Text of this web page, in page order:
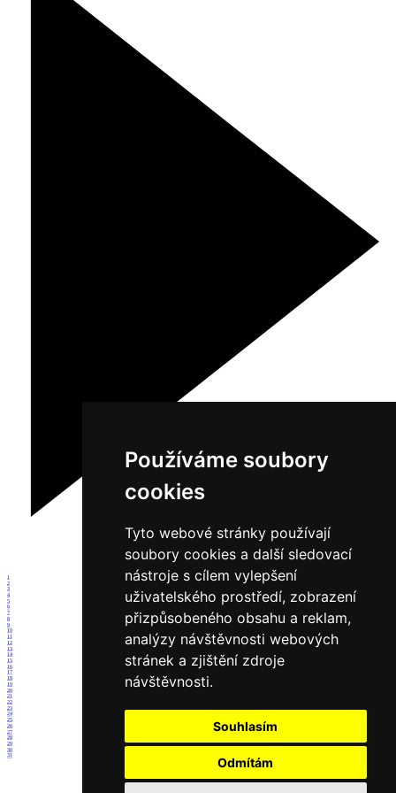
Používáme soubory
cookies
Tyto webové stránky používají
soubory cookies a další sledovací
nástroje s cílem vylepšení
uživatelského prostředí, zobrazení
přizpůsobeného obsahu a reklam,
analýzy návštěvnosti webových
stránek a zjištění zdroje
návštěvnosti.
Souhlasím
Odmítám
1
2
3
4
5
6
7
8
9
10
11
12
13
14
15
16
17
18
19
20
21
22
23
24
25
26
27
28
29
30
31